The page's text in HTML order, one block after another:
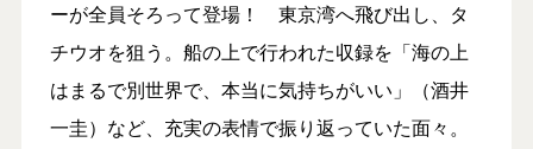
ーが全員そろって登場！ 東京湾へ飛び出し、タ
チウオを狙う。船の上で行われた収録を「海の上
はまるで別世界で、本当に気持ちがいい」（酒井
一圭）など、充実の表情で振り返っていた面々。